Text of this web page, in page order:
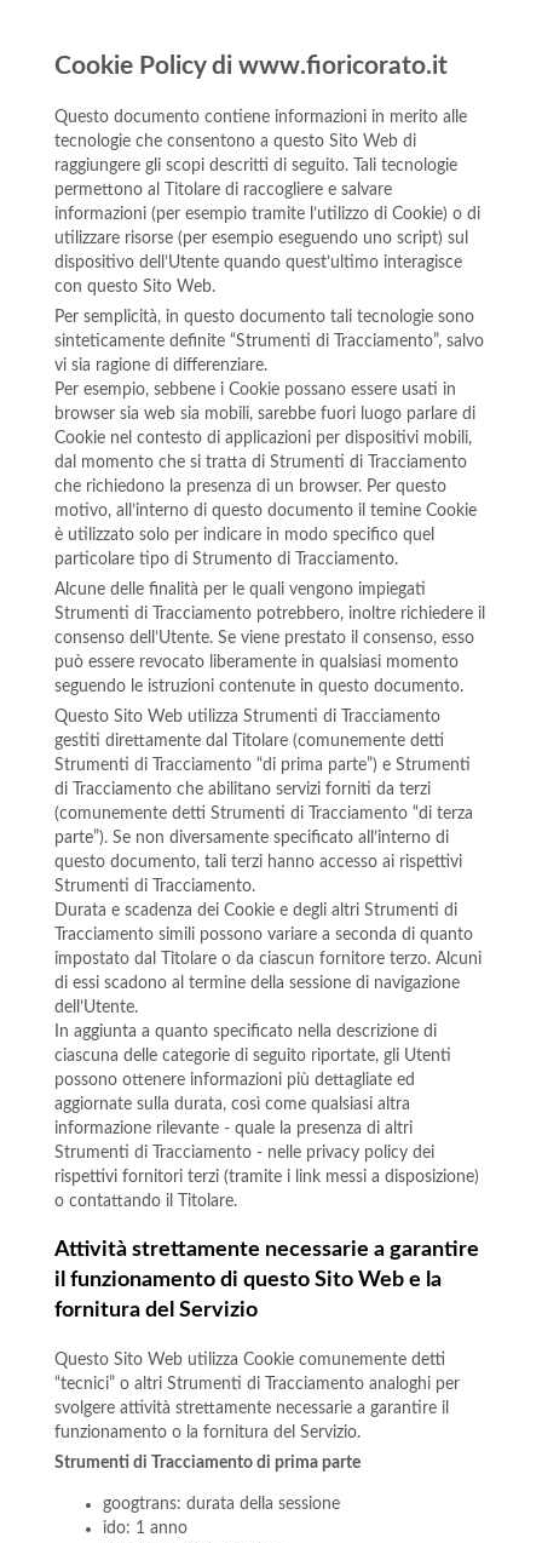
Cookie Policy di www.fioricorato.it
Questo documento contiene informazioni in merito alle
tecnologie che consentono a questo Sito Web di
raggiungere gli scopi descritti di seguito. Tali tecnologie
permettono al Titolare di raccogliere e salvare
informazioni (per esempio tramite l’utilizzo di Cookie) o di
utilizzare risorse (per esempio eseguendo uno script) sul
dispositivo dell’Utente quando quest’ultimo interagisce
con questo Sito Web.
Per semplicità, in questo documento tali tecnologie sono
sinteticamente definite “Strumenti di Tracciamento”, salvo
vi sia ragione di differenziare.
Per esempio, sebbene i Cookie possano essere usati in
browser sia web sia mobili, sarebbe fuori luogo parlare di
Cookie nel contesto di applicazioni per dispositivi mobili,
dal momento che si tratta di Strumenti di Tracciamento
che richiedono la presenza di un browser. Per questo
motivo, all’interno di questo documento il temine Cookie
è utilizzato solo per indicare in modo specifico quel
particolare tipo di Strumento di Tracciamento.
Alcune delle finalità per le quali vengono impiegati
Strumenti di Tracciamento potrebbero, inoltre richiedere il
consenso dell’Utente. Se viene prestato il consenso, esso
può essere revocato liberamente in qualsiasi momento
seguendo le istruzioni contenute in questo documento.
Questo Sito Web utilizza Strumenti di Tracciamento
gestiti direttamente dal Titolare (comunemente detti
Strumenti di Tracciamento “di prima parte”) e Strumenti
di Tracciamento che abilitano servizi forniti da terzi
(comunemente detti Strumenti di Tracciamento “di terza
parte”). Se non diversamente specificato all’interno di
questo documento, tali terzi hanno accesso ai rispettivi
Strumenti di Tracciamento.
Durata e scadenza dei Cookie e degli altri Strumenti di
Tracciamento simili possono variare a seconda di quanto
impostato dal Titolare o da ciascun fornitore terzo. Alcuni
di essi scadono al termine della sessione di navigazione
dell’Utente.
In aggiunta a quanto specificato nella descrizione di
ciascuna delle categorie di seguito riportate, gli Utenti
possono ottenere informazioni più dettagliate ed
aggiornate sulla durata, così come qualsiasi altra
informazione rilevante - quale la presenza di altri
Strumenti di Tracciamento - nelle privacy policy dei
rispettivi fornitori terzi (tramite i link messi a disposizione)
o contattando il Titolare.
Attività strettamente necessarie a garantire
il funzionamento di questo Sito Web e la
fornitura del Servizio
Questo Sito Web utilizza Cookie comunemente detti
“tecnici” o altri Strumenti di Tracciamento analoghi per
svolgere attività strettamente necessarie a garantire il
funzionamento o la fornitura del Servizio.
Strumenti di Tracciamento di prima parte
googtrans: durata della sessione
ido: 1 anno